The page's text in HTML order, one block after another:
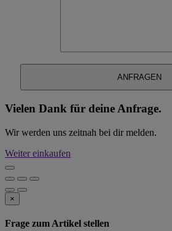
Vielen Dank für deine Anfrage.
Wir werden uns zeitnah bei dir melden.
Weiter einkaufen
×
Frage zum Artikel stellen